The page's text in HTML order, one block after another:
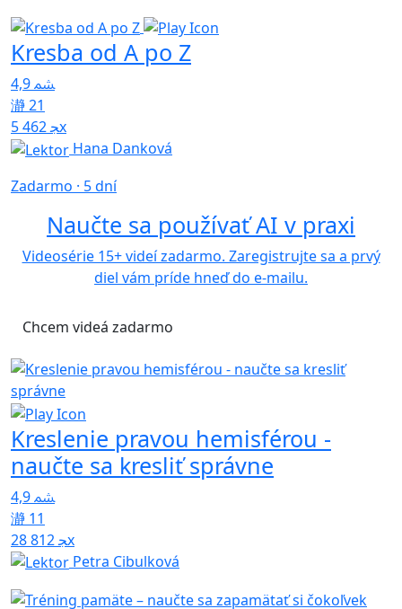
Kresba od A po Z
4,9
21
5 462x
Hana Danková
Zadarmo · 5 dní
Naučte sa používať AI v praxi
Videosérie 15+ videí zadarmo. Zaregistrujte sa a prvý
diel vám príde hneď do e-mailu.
Chcem videá zadarmo
Kreslenie pravou hemisférou -
naučte sa kresliť správne
4,9
11
28 812x
Petra Cibulková